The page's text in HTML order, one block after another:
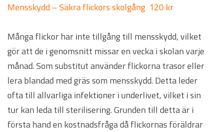
Mensskydd – Säkra flickors skolgång 120 kr
Många flickor har inte tillgång till mensskydd, vilket
gör att de i genomsnitt missar en vecka i skolan varje
månad. Som substitut använder flickorna trasor eller
lera blandad med gräs som mensskydd. Detta leder
ofta till allvarliga infektioner i underlivet, vilket i sin
tur kan leda till sterilisering. Grunden till detta är i
första hand en kostnadsfråga då flickornas föräldrar